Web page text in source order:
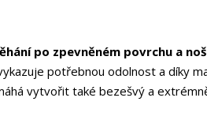
po zpevněném povrchu a
potřebnou odolnost a díky
vytvořit také bezešvý a